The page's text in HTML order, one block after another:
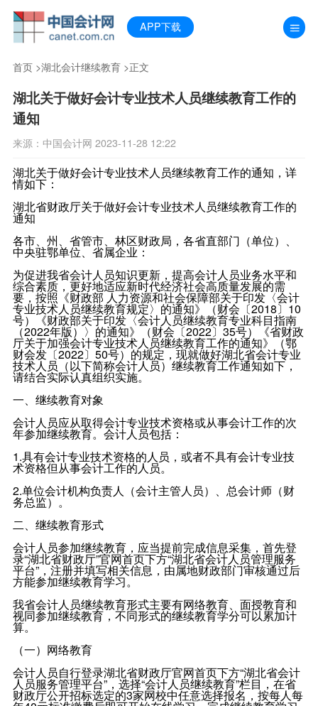
APP下载
首页>湖北会计继续教育>正文
湖北关于做好会计专业技术人员继续教育工作的
通知
来源：中国会计网 2023-11-28 12:22
湖北关于做好会计专业技术人员继续教育工作的通知，详
情如下：
湖北省财政厅关于做好会计专业技术人员继续教育工作的
通知
各市、州、省管市、林区财政局，各省直部门（单位）、
中央驻鄂单位、省属企业：
为促进我省会计人员知识更新，提高会计人员业务水平和
综合素质，更好地适应新时代经济社会高质量发展的需
要，按照《财政部 人力资源和社会保障部关于印发〈会计
专业技术人员继续教育规定〉的通知》（财会〔2018〕10
号）《财政部关于印发〈会计人员继续教育专业科目指南
（2022年版）〉的通知》（财会〔2022〕35号）《省财政
厅关于加强会计专业技术人员继续教育工作的通知》（鄂
财会发〔2022〕50号）的规定，现就做好湖北省会计专业
技术人员（以下简称会计人员）继续教育工作通知如下，
请结合实际认真组织实施。
一、继续教育对象
会计人员应从取得会计专业技术资格或从事会计工作的次
年参加继续教育。会计人员包括：
1.具有会计专业技术资格的人员，或者不具有会计专业技
术资格但从事会计工作的人员。
2.单位会计机构负责人（会计主管人员）、总会计师（财
务总监）。
二、继续教育形式
会计人员参加继续教育，应当提前完成信息采集，首先登
录“湖北省财政厅”官网首页下方“湖北省会计人员管理服务
平台”，注册并填写相关信息，由属地财政部门审核通过后
方能参加继续教育学习。
我省会计人员继续教育形式主要有网络教育、面授教育和
视同参加继续教育，不同形式的继续教育学分可以累加计
算。
（一）网络教育
会计人员自行登录湖北省财政厅官网首页下方“湖北省会计
人员服务管理平台”，选择“会计人员继续教育”栏目，在省
财政厅公开招标选定的3家网校中任意选择报名，按每人每